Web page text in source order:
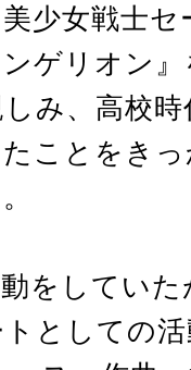
少女戦士セ
ゲリオン
み、高校
ことをき
をしてい
としての